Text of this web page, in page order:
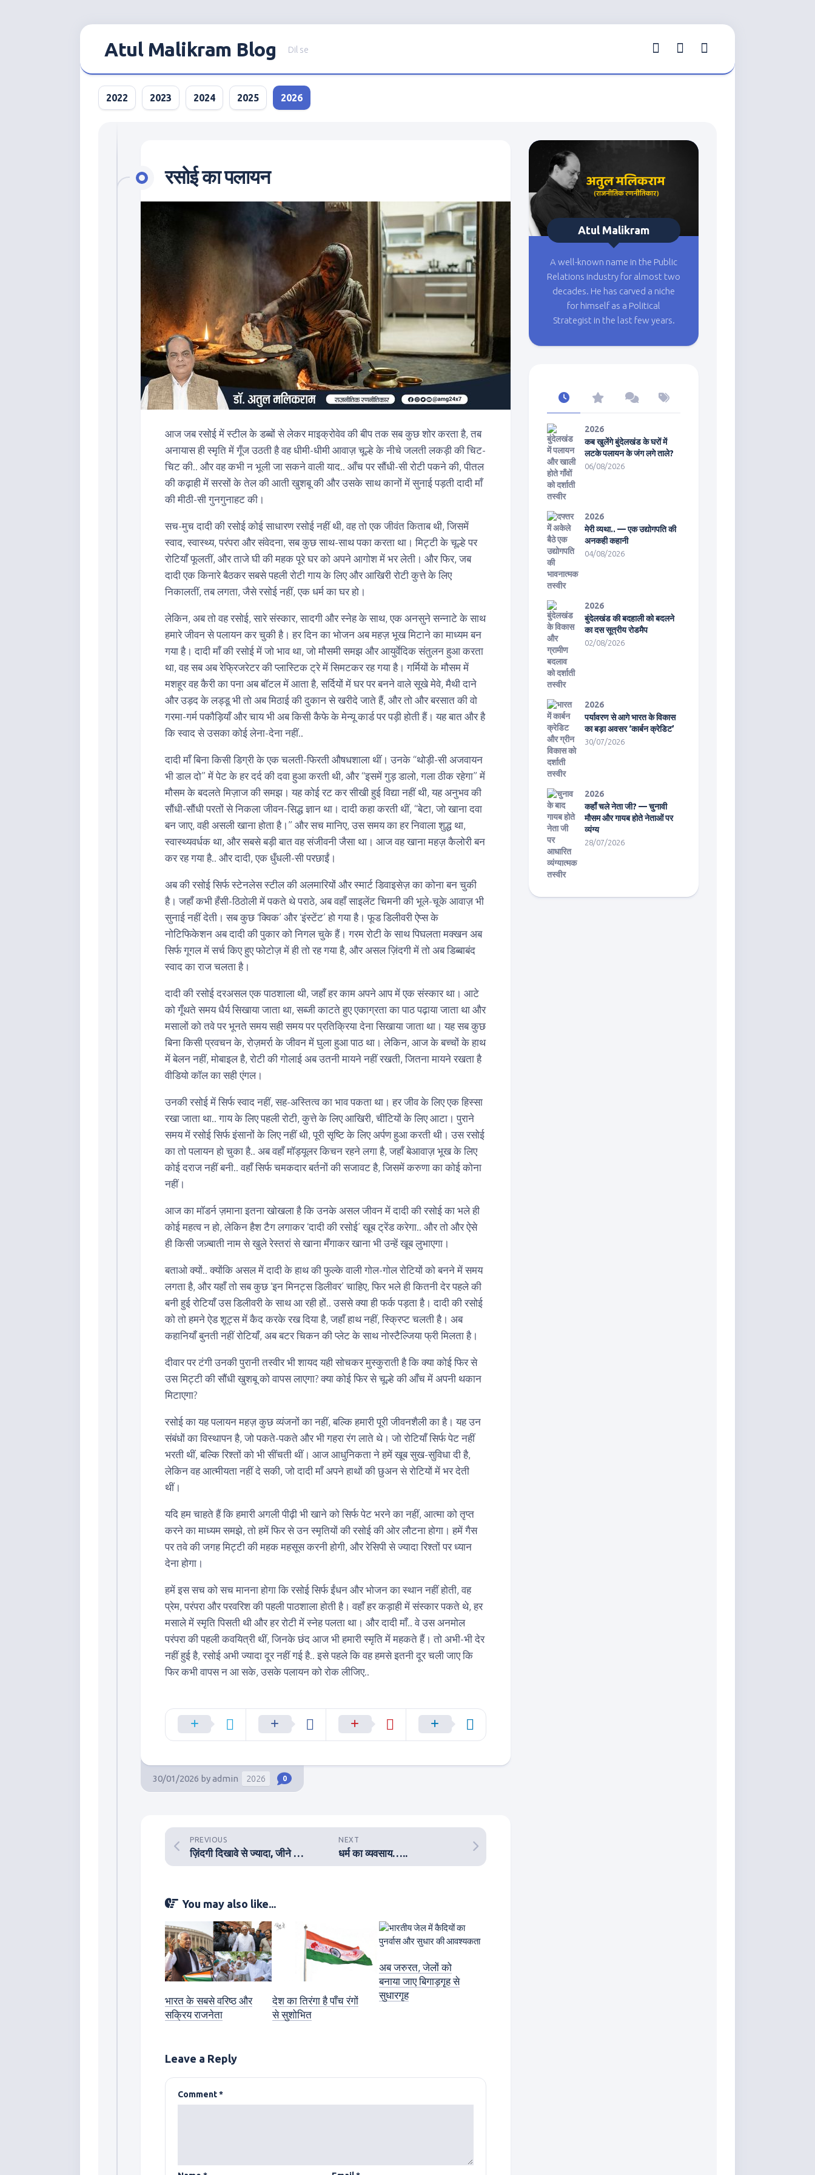
Atul Malikram Blog Dil se
2022 2023 2024 2025 2026
रसोई का पलायन
आज जब रसोई में स्टील के डब्बों से लेकर माइक्रोवेव की बीप तक सब कुछ शोर करता है, तब
अनायास ही स्मृति में गूँज उठती है वह धीमी-धीमी आवाज़ चूल्हे के नीचे जलती लकड़ी की चिट-
चिट की.. और वह कभी न भूली जा सकने वाली याद.. आँच पर सौंधी-सी रोटी पकने की, पीतल
की कढ़ाही में सरसों के तेल की आती खुशबू की और उसके साथ कानों में सुनाई पड़ती दादी माँ
की मीठी-सी गुनगुनाहट की।
सच-मुच दादी की रसोई कोई साधारण रसोई नहीं थी, वह तो एक जीवंत किताब थी, जिसमें
स्वाद, स्वास्थ्य, परंपरा और संवेदना, सब कुछ साथ-साथ पका करता था। मिट्टी के चूल्हे पर
रोटियाँ फूलतीं, और ताजे घी की महक पूरे घर को अपने आगोश में भर लेती। और फिर, जब
दादी एक किनारे बैठकर सबसे पहली रोटी गाय के लिए और आखिरी रोटी कुत्ते के लिए
निकालतीं, तब लगता, जैसे रसोई नहीं, एक धर्म का घर हो।
लेकिन, अब तो वह रसोई, सारे संस्कार, सादगी और स्नेह के साथ, एक अनसुने सन्नाटे के साथ
हमारे जीवन से पलायन कर चुकी है। हर दिन का भोजन अब महज़ भूख मिटाने का माध्यम बन
गया है। दादी माँ की रसोई में जो भाव था, जो मौसमी समझ और आयुर्वेदिक संतुलन हुआ करता
था, वह सब अब रेफ्रिजरेटर की प्लास्टिक ट्रे में सिमटकर रह गया है। गर्मियों के मौसम में
मशहूर वह कैरी का पना अब बॉटल में आता है, सर्दियों में घर पर बनने वाले सूखे मेवे, मैथी दाने
और उड़द के लड्डू भी तो अब मिठाई की दुकान से खरीदे जाते हैं, और तो और बरसात की वो
गरमा-गर्म पकौड़ियाँ और चाय भी अब किसी कैफे के मेन्यू कार्ड पर पड़ी होती हैं। यह बात और है
कि स्वाद से उसका कोई लेना-देना नहीं..
दादी माँ बिना किसी डिग्री के एक चलती-फिरती औषधशाला थीं। उनके “थोड़ी-सी अजवायन
भी डाल दो” में पेट के हर दर्द की दवा हुआ करती थी, और “इसमें गुड़ डालो, गला ठीक रहेगा” में
मौसम के बदलते मिज़ाज की समझ। यह कोई रट कर सीखी हुई विद्या नहीं थी, यह अनुभव की
सौंधी-सौंधी परतों से निकला जीवन-सिद्ध ज्ञान था। दादी कहा करती थीं, “बेटा, जो खाना दवा
बन जाए, वही असली खाना होता है।” और सच मानिए, उस समय का हर निवाला शुद्ध था,
स्वास्थ्यवर्धक था, और सबसे बड़ी बात वह संजीवनी जैसा था। आज वह खाना महज़ कैलोरी बन
कर रह गया है.. और दादी, एक धुँधली-सी परछाईं।
अब की रसोई सिर्फ स्टेनलेस स्टील की अलमारियों और स्मार्ट डिवाइसेज़ का कोना बन चुकी
है। जहाँ कभी हँसी-ठिठोली में पकते थे पराठे, अब वहाँ साइलेंट चिमनी की भूले-चूके आवाज़ भी
सुनाई नहीं देती। सब कुछ ‘क्विक’ और ‘इंस्टेंट’ हो गया है। फूड डिलीवरी ऐप्स के
नोटिफिकेशन अब दादी की पुकार को निगल चुके हैं। गरम रोटी के साथ पिघलता मक्खन अब
सिर्फ गूगल में सर्च किए हुए फोटोज़ में ही तो रह गया है, और असल ज़िंदगी में तो अब डिब्बाबंद
स्वाद का राज चलता है।
दादी की रसोई दरअसल एक पाठशाला थी, जहाँ हर काम अपने आप में एक संस्कार था। आटे
को गूँथते समय धैर्य सिखाया जाता था, सब्जी काटते हुए एकाग्रता का पाठ पढ़ाया जाता था और
मसालों को तवे पर भूनते समय सही समय पर प्रतिक्रिया देना सिखाया जाता था। यह सब कुछ
बिना किसी प्रवचन के, रोज़मर्रा के जीवन में घुला हुआ पाठ था। लेकिन, आज के बच्चों के हाथ
में बेलन नहीं, मोबाइल है, रोटी की गोलाई अब उतनी मायने नहीं रखती, जितना मायने रखता है
वीडियो कॉल का सही एंगल।
उनकी रसोई में सिर्फ स्वाद नहीं, सह-अस्तित्व का भाव पकता था। हर जीव के लिए एक हिस्सा
रखा जाता था.. गाय के लिए पहली रोटी, कुत्ते के लिए आखिरी, चींटियों के लिए आटा। पुराने
समय में रसोई सिर्फ इंसानों के लिए नहीं थी, पूरी सृष्टि के लिए अर्पण हुआ करती थी। उस रसोई
का तो पलायन हो चुका है.. अब वहाँ मॉड्यूलर किचन रहने लगा है, जहाँ बेआवाज़ भूख के लिए
कोई दराज नहीं बनी.. वहाँ सिर्फ चमकदार बर्तनों की सजावट है, जिसमें करुणा का कोई कोना
नहीं।
आज का मॉडर्न ज़माना इतना खोखला है कि उनके असल जीवन में दादी की रसोई का भले ही
कोई महत्व न हो, लेकिन हैश टैग लगाकर ‘दादी की रसोई’ खूब ट्रेंड करेगा.. और तो और ऐसे
ही किसी जज़्बाती नाम से खुले रेस्तरां से खाना मँगाकर खाना भी उन्हें खूब लुभाएगा।
बताओ क्यों.. क्योंकि असल में दादी के हाथ की फुल्के वाली गोल-गोल रोटियों को बनने में समय
लगता है, और यहाँ तो सब कुछ ‘इन मिनट्स डिलीवर’ चाहिए, फिर भले ही कितनी देर पहले की
बनी हुई रोटियाँ उस डिलीवरी के साथ आ रही हों.. उससे क्या ही फर्क पड़ता है। दादी की रसोई
को तो हमने ऐड शूट्स में कैद करके रख दिया है, जहाँ हाथ नहीं, स्क्रिप्ट चलती है। अब
कहानियाँ बुनती नहीं रोटियाँ, अब बटर चिकन की प्लेट के साथ नोस्टैल्जिया फ्री मिलता है।
दीवार पर टंगी उनकी पुरानी तस्वीर भी शायद यही सोचकर मुस्कुराती है कि क्या कोई फिर से
उस मिट्टी की सौंधी खुशबू को वापस लाएगा? क्या कोई फिर से चूल्हे की आँच में अपनी थकान
मिटाएगा?
रसोई का यह पलायन महज़ कुछ व्यंजनों का नहीं, बल्कि हमारी पूरी जीवनशैली का है। यह उन
संबंधों का विस्थापन है, जो पकते-पकते और भी गहरा रंग लाते थे। जो रोटियाँ सिर्फ पेट नहीं
भरती थीं, बल्कि रिश्तों को भी सींचती थीं। आज आधुनिकता ने हमें खूब सुख-सुविधा दी है,
लेकिन वह आत्मीयता नहीं दे सकी, जो दादी माँ अपने हाथों की छुअन से रोटियों में भर देती
थीं।
यदि हम चाहते हैं कि हमारी अगली पीढ़ी भी खाने को सिर्फ पेट भरने का नहीं, आत्मा को तृप्त
करने का माध्यम समझे, तो हमें फिर से उन स्मृतियों की रसोई की ओर लौटना होगा। हमें गैस
पर तवे की जगह मिट्टी की महक महसूस करनी होगी, और रेसिपी से ज्यादा रिश्तों पर ध्यान
देना होगा।
हमें इस सच को सच मानना होगा कि रसोई सिर्फ ईंधन और भोजन का स्थान नहीं होती, वह
प्रेम, परंपरा और परवरिश की पहली पाठशाला होती है। वहाँ हर कड़ाही में संस्कार पकते थे, हर
मसाले में स्मृति पिसती थी और हर रोटी में स्नेह पलता था। और दादी माँ.. वे उस अनमोल
परंपरा की पहली कवयित्री थीं, जिनके छंद आज भी हमारी स्मृति में महकते हैं। तो अभी-भी देर
नहीं हुई है, रसोई अभी ज्यादा दूर नहीं गई है.. इसे पहले कि वह हमसे इतनी दूर चली जाए कि
फिर कभी वापस न आ सके, उसके पलायन को रोक लीजिए..
30/01/2026 byadmin 2026 0
NEXT
धर्म का व्यवसाय…..
PREVIOUS
ज़िंदगी दिखावे से ज्यादा, जीने की चीज़ है.. भूल बैठी है नई पीढ़ी
You may also like...
भारत के सबसे वरिष्ठ और
सक्रिय राजनेता
देश का तिरंगा है पाँच रंगों
से सुशोभित
अब जरुरत, जेलों को
बनाया जाए बिगाड़गृह से
सुधारगृह
Leave a Reply
Comment*
Atul Malikram
A well-known name in the Public
Relations industry for almost two
decades. He has carved a niche
for himself as a Political
Strategist in the last few years.
2026
कब खुलेंगे बुंदेलखंड के घरों में
लटके पलायन के जंग लगे ताले?
06/08/2026
2026
मेरी व्यथा.. — एक उद्योगपति की
अनकही कहानी
04/08/2026
2026
बुंदेलखंड की बदहाली को बदलने
का दस सूत्रीय रोडमैप
02/08/2026
2026
पर्यावरण से आगे भारत के विकास
का बड़ा अवसर ‘कार्बन क्रेडिट’
30/07/2026
2026
कहाँ चले नेता जी? — चुनावी
मौसम और गायब होते नेताओं पर
व्यंग्य
28/07/2026